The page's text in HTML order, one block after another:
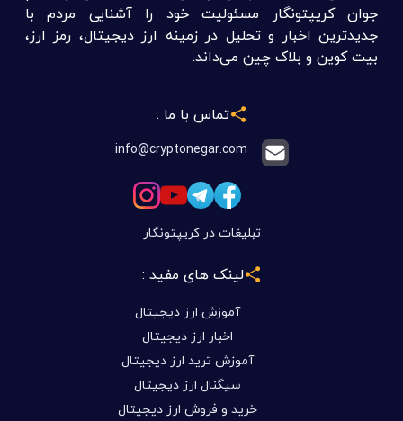
جوان کریپتونگار مسئولیت خود را آشنایی مردم با
جدیدترین اخبار و تحلیل در زمینه ارز دیجیتال، رمز ارز،
بیت کوین و بلاک چین می‌داند.
تماس با ما :
info@cryptonegar.com
تبلیغات در کریپتونگار
لینک های مفید :
آموزش ارز دیجیتال
اخبار ارز دیجیتال
آموزش ترید ارز دیجیتال
سیگنال ارز دیجیتال
خرید و فروش ارز دیجیتال